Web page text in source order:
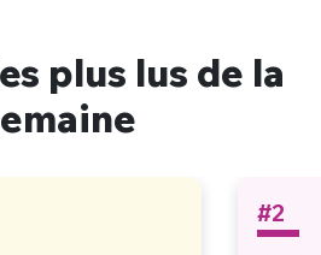
plus lus de la
#2